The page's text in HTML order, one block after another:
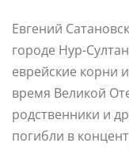
Евгений
городе Нур-
еврейские корни
время Великой
родственники и
погибли в